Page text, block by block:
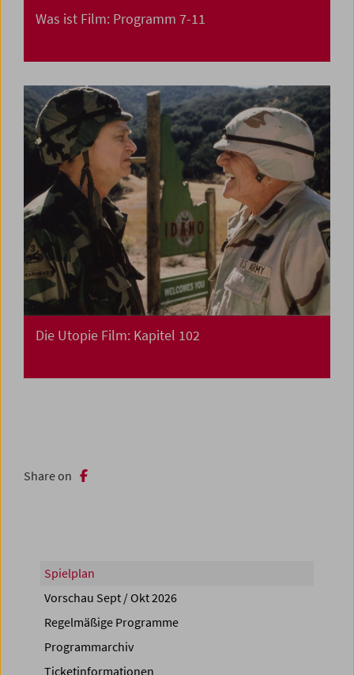
Was ist Film: Programm 7-11
Die Utopie Film: Kapitel 102
Share on
Spielplan
Vorschau Sept / Okt 2026
Regelmäßige Programme
Programmarchiv
Ticketinformationen